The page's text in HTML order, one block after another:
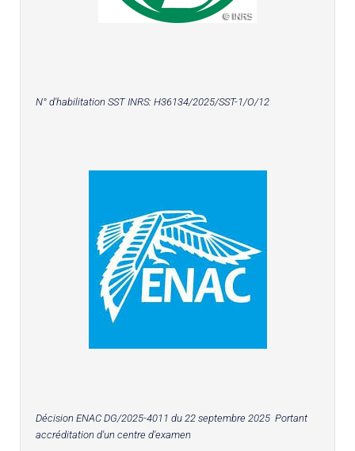
N° d'habilitation SST INRS: H36134/2025/SST-1/O/12
Décision ENAC DG/2025-4011 du 22 septembre 2025 Portant
accréditation d'un centre d'examen